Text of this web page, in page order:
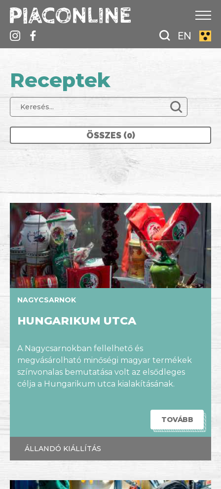
EN
Receptek
ÖSSZES (0)
NAGYCSARNOK
HUNGARIKUM UTCA
A Nagycsarnokban fellelhető és
megvásárolható minőségi magyar termékek
színvonalas bemutatása volt az elsődleges
célja a Hungarikum utca kialakításának.
TOVÁBB
ÁLLANDÓ KIÁLLÍTÁS